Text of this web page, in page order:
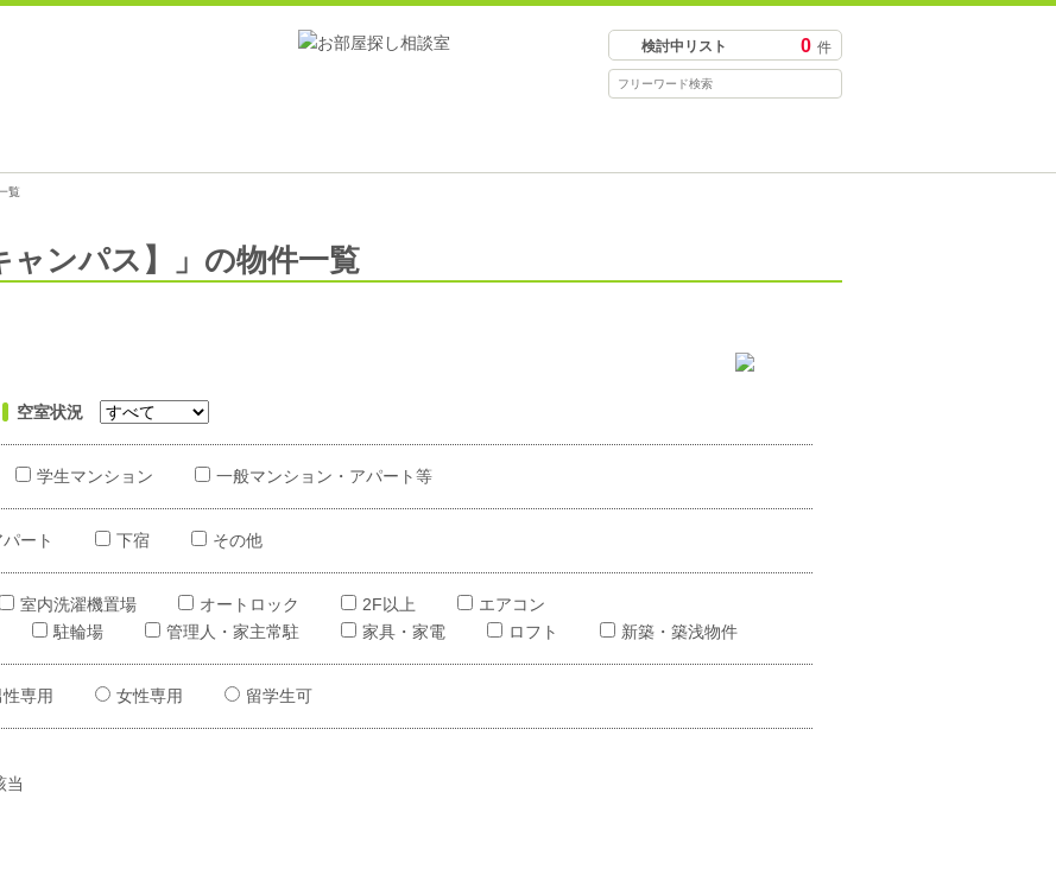
検討中リスト 0 件
覧
ャンパス】」の物件一覧
空室状況
学生マンション 一般マンション・アパート等
パート 下宿 その他
室内洗濯機置場 オートロック 2F以上
エアコン
駐輪場 管理人・家主常駐 家具・家電 ロフト 新築・築浅物件
性専用 女性専用 留学生可
当